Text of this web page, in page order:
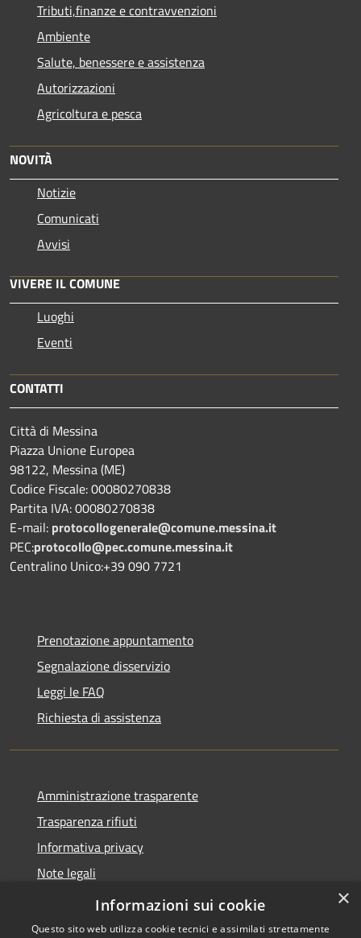
Tributi,finanze e contravvenzioni
Ambiente
Salute, benessere e assistenza
Autorizzazioni
Agricoltura e pesca
NOVITÀ
Notizie
Comunicati
Avvisi
VIVERE IL COMUNE
Luoghi
Eventi
CONTATTI
Città di Messina
Piazza Unione Europea
98122, Messina (ME)
Codice Fiscale: 00080270838
Partita IVA: 00080270838
E-mail: protocollogenerale@comune.messina.it
PEC:protocollo@pec.comune.messina.it
Centralino Unico:+39 090 7721
Prenotazione appuntamento
Segnalazione disservizio
Leggi le FAQ
Richiesta di assistenza
Amministrazione trasparente
Trasparenza rifiuti
Informativa privacy
Note legali
Dichiarazione di accessibilità
×
Informazioni sui cookie
Questo sito web utilizza cookie tecnici e assimilati strettamente